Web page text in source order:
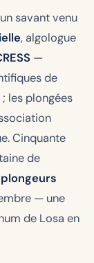
savant venu
, algologue
—
de
les plongées
Cinquante
de
— une
de Losa en